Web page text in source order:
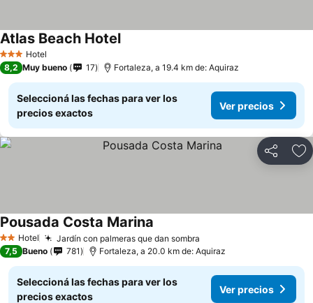
3 Estrellas
Hotel
Atlas Beach HotelVer precios
8,2 Muy bueno 17 Fortaleza, a 19.4 km de: Aquiraz
Seleccioná las fechas para ver los
precios exactos
Ver precios
Compartir
2 Estrellas
Hotel Jardín con palmeras que dan sombra
Pousada Costa Marina
7,5 Bueno 781 Fortaleza, a 20.0 km de: Aquiraz
Seleccioná las fechas para ver los
precios exactos
Ver precios